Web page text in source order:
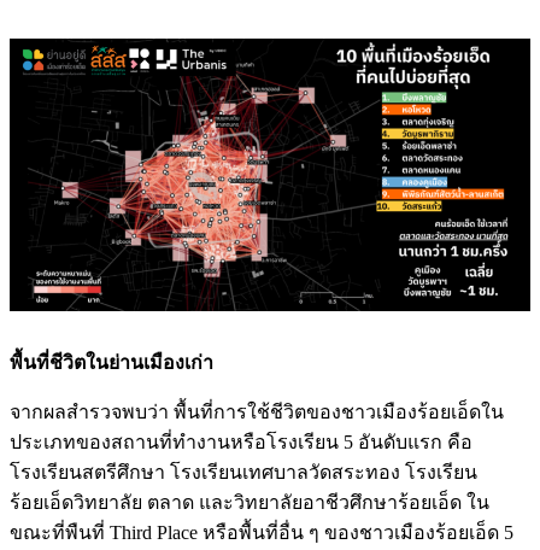
พื้นที่ชีวิตในย่านเมืองเก่า
จากผลสำรวจพบว่า พื้นที่การใช้ชีวิตของชาวเมืองร้อยเอ็ดใน
ประเภทของสถานที่ทำงานหรือโรงเรียน 5 อันดับแรก คือ
โรงเรียนสตรีศึกษา โรงเรียนเทศบาลวัดสระทอง โรงเรียน
ร้อยเอ็ดวิทยาลัย ตลาด และวิทยาลัยอาชีวศึกษาร้อยเอ็ด ใน
ขณะที่พืนที่ Third Place หรือพื้นที่อื่น ๆ ของชาวเมืองร้อยเอ็ด 5